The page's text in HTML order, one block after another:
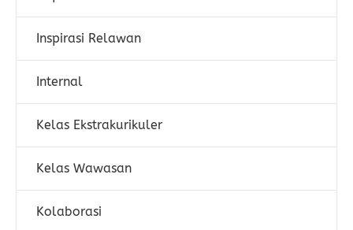
Inspirasi Relawan
Internal
Kelas Ekstrakurikuler
Kelas Wawasan
Kolaborasi